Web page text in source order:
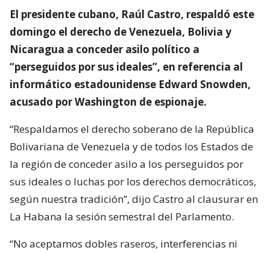
El presidente cubano, Raúl Castro, respaldó este
domingo el derecho de Venezuela, Bolivia y
Nicaragua a conceder asilo político a
“perseguidos por sus ideales”, en referencia al
informático estadounidense Edward Snowden,
acusado por Washington de espionaje.
“Respaldamos el derecho soberano de la República
Bolivariana de Venezuela y de todos los Estados de
la región de conceder asilo a los perseguidos por
sus ideales o luchas por los derechos democráticos,
según nuestra tradición”, dijo Castro al clausurar en
La Habana la sesión semestral del Parlamento.
“No aceptamos dobles raseros, interferencias ni